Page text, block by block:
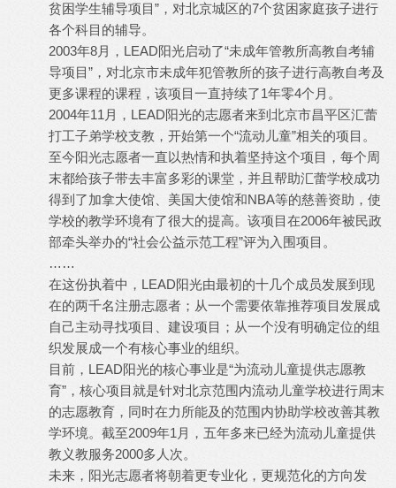
贫困学生辅导项目”，对北京城区的7个贫困家庭孩子进行
各个科目的辅导。
2003年8月，LEAD阳光启动了“未成年管教所高教自考辅
导项目”，对北京市未成年犯管教所的孩子进行高教自考及
更多课程的课程，该项目一直持续了1年零4个月。
2004年11月，LEAD阳光的志愿者来到北京市昌平区汇蕾
打工子弟学校支教，开始第一个“流动儿童”相关的项目。
至今阳光志愿者一直以热情和执着坚持这个项目，每个周
末都给孩子带去丰富多彩的课堂，并且帮助汇蕾学校成功
得到了加拿大使馆、美国大使馆和NBA等的慈善资助，使
学校的教学环境有了很大的提高。该项目在2006年被民政
部牵头举办的“社会公益示范工程”评为入围项目。
……
在这份执着中，LEAD阳光由最初的十几个成员发展到现
在的两千名注册志愿者；从一个需要依靠推荐项目发展成
自己主动寻找项目、建设项目；从一个没有明确定位的组
织发展成一个有核心事业的组织。
目前，LEAD阳光的核心事业是“为流动儿童提供志愿教
育”，核心项目就是针对北京范围内流动儿童学校进行周末
的志愿教育，同时在力所能及的范围内协助学校改善其教
学环境。截至2009年1月，五年多来已经为流动儿童提供
教义教服务2000多人次。
未来，阳光志愿者将朝着更专业化，更规范化的方向发